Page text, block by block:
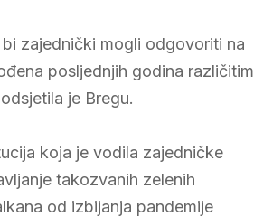
zajednički mogli odgovoriti na
posljednjih godina različitim
je Bregu.
koja je vodila zajedničke
takozvanih zelenih
od izbijanja pandemije